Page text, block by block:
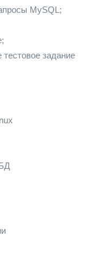
MySQL;
задание